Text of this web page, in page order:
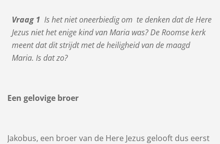
Vraag 1Is het niet oneerbiedig om te denken dat de Here
Jezus niet het enige kind van Maria was? De Roomse kerk
meent dat dit strijdt met de heiligheid van de maagd
Maria. Is dat zo?
Een gelovige broer
Jakobus, een broer van de Here Jezus gelooft dus eerst